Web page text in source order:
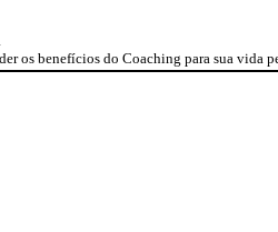
os benefícios do Coaching para sua vida